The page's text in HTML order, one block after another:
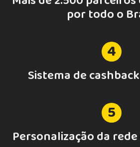
por todo o
4
Sistema de
5
Personalização da